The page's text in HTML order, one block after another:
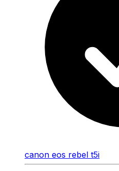
canon eos rebel t5i